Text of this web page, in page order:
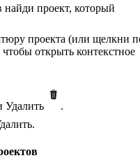
найди проект, который
проекта (или щелкни
открыть контекстное
Удалить
.